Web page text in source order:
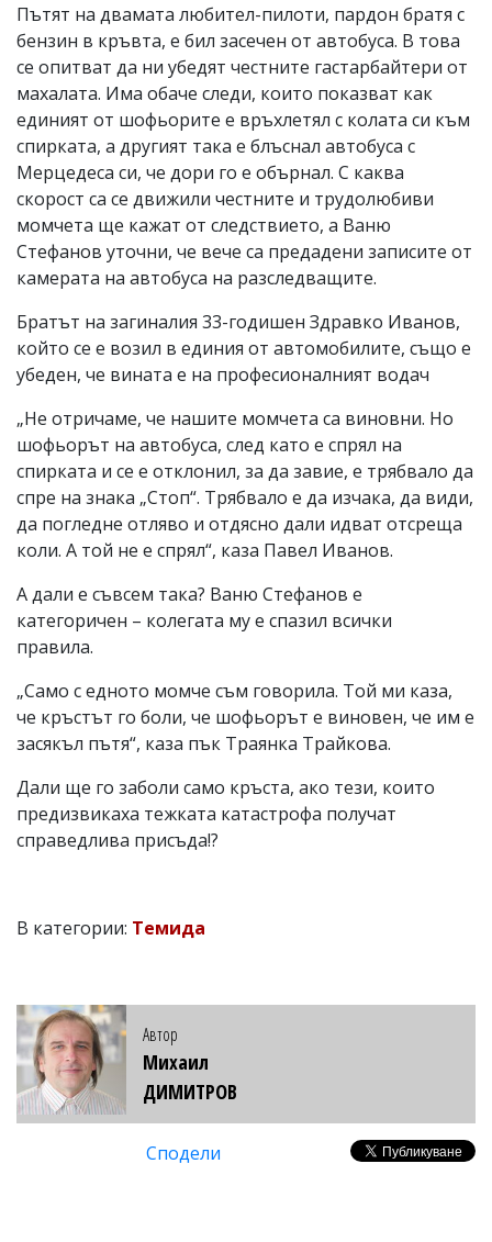
Пътят на двамата любител-пилоти, пардон братя с
бензин в кръвта, е бил засечен от автобуса. В това
се опитват да ни убедят честните гастарбайтери от
махалата. Има обаче следи, които показват как
единият от шофьорите е връхлетял с колата си към
спирката, а другият така е блъснал автобуса с
Мерцедеса си, че дори го е обърнал. С каква
скорост са се движили честните и трудолюбиви
момчета ще кажат от следствието, а Ваню
Стефанов уточни, че вече са предадени записите от
камерата на автобуса на разследващите.
Братът на загиналия 33-годишен Здравко Иванов,
който се е возил в единия от автомобилите, също е
убеден, че вината е на професионалният водач
„Не отричаме, че нашите момчета са виновни. Но
шофьорът на автобуса, след като е спрял на
спирката и се е отклонил, за да завие, е трябвало да
спре на знака „Стоп“. Трябвало е да изчака, да види,
да погледне отляво и отдясно дали идват отсреща
коли. А той не е спрял“, каза Павел Иванов.
А дали е съвсем така? Ваню Стефанов е
категоричен – колегата му е спазил всички
правила.
„Само с едното момче съм говорила. Той ми каза,
че кръстът го боли, че шофьорът е виновен, че им е
засякъл пътя“, каза пък Траянка Трайкова.
Дали ще го заболи само кръста, ако тези, които
предизвикаха тежката катастрофа получат
справедлива присъда!?
В категории: Темида
Автор
Михаил
ДИМИТРОВ
Сподели